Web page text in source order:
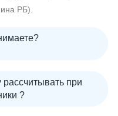
РБ).
при
?